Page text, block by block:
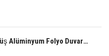
BUFFER® Rulo Gümüş Alüminyum Folyo Duvar Kağıdı, Kendinden Yapışkanlı Raf İçi, Su Geçirmez Folyo 2 mt x 60 cm